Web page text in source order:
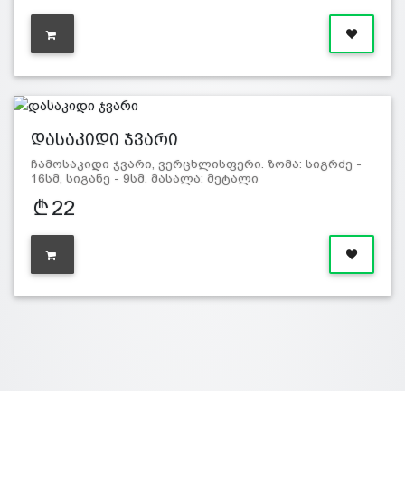
დასაკიდი ჯვარი
ჩამოსაკიდი ჯვარი, ვერცხლისფერი. ზომა: სიგრძე -
16სმ, სიგანე - 9სმ. მასალა: მეტალი
22